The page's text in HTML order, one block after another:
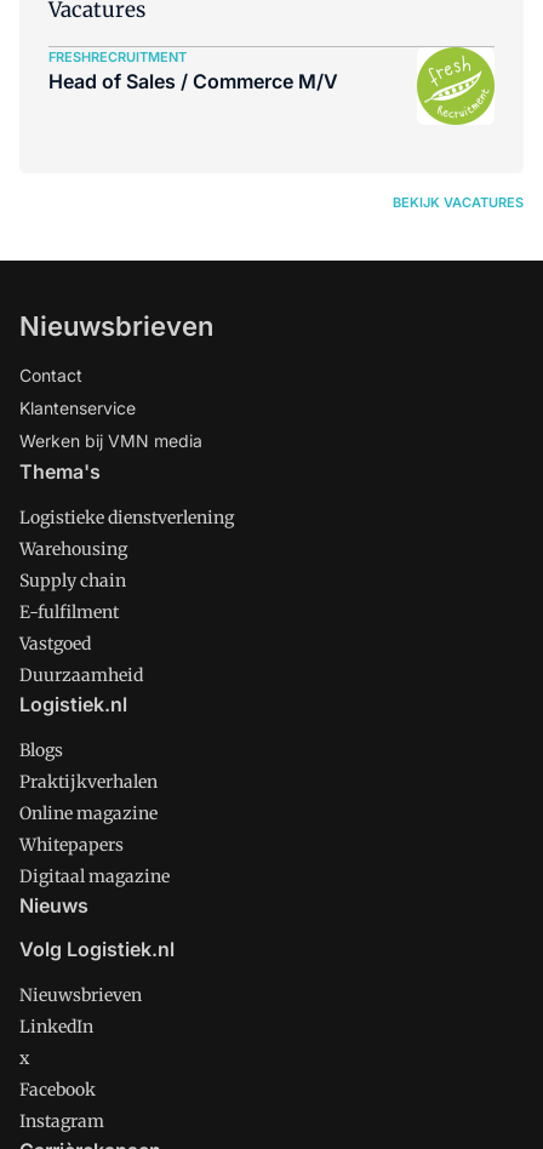
Vacatures
FRESHRECRUITMENT
Head of Sales / Commerce M/V
BEKIJK VACATURES
Nieuwsbrieven
Contact
Klantenservice
Werken bij VMN media
Thema's
Logistieke dienstverlening
Warehousing
Supply chain
E-fulfilment
Vastgoed
Duurzaamheid
Logistiek.nl
Blogs
Praktijkverhalen
Online magazine
Whitepapers
Digitaal magazine
Nieuws
Volg Logistiek.nl
Nieuwsbrieven
LinkedIn
x
Facebook
Instagram